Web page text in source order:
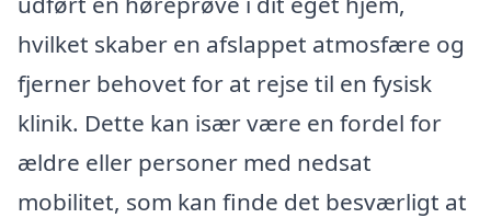
hvilket skaber en afslappet atmosfære og
fjerner behovet for at rejse til en fysisk
klinik. Dette kan især være en fordel for
ældre eller personer med nedsat
mobilitet, som kan finde det besværligt at